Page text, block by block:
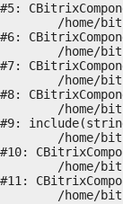
#5:
#6:
#7:
#8:
#9:
#10:
#11: